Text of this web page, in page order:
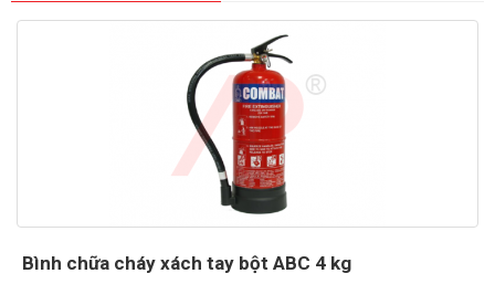
Bình chữa cháy xách tay bột ABC 4 kg